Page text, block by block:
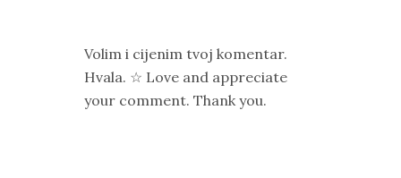
Volim i cijenim tvoj komentar.
Hvala. ☆ Love and appreciate
your comment. Thank you.